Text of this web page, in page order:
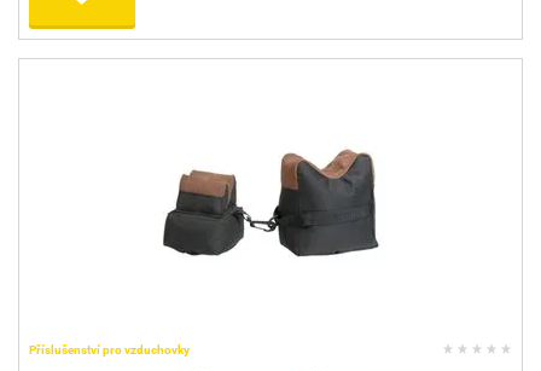
Příslušenství pro vzduchovky